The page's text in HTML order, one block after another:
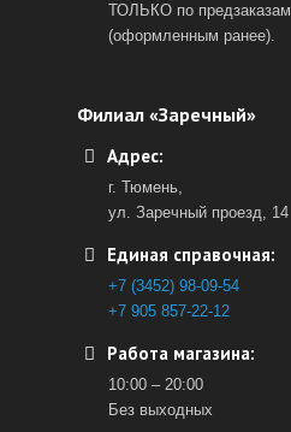
ТОЛЬКО по предзаказам
(оформленным ранее).
Филиал «Заречный»
Адрес:
г. Тюмень,
ул. Заречный проезд, 14
Единая справочная:
+7 (3452) 98-09-54
+7 905 857-22-12
Работа магазина:
10:00 – 20:00
Без выходных